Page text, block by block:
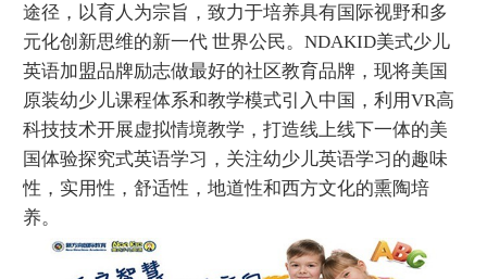
途径，以育人为宗旨，致力于培养具有国际视野和多
元化创新思维的新一代 世界公民。NDAKID美式少儿
英语加盟品牌励志做最好的社区教育品牌，现将美国
原装幼少儿课程体系和教学模式引入中国，利用VR高
科技技术开展虚拟情境教学，打造线上线下一体的美
国体验探究式英语学习，关注幼少儿英语学习的趣味
性，实用性，舒适性，地道性和西方文化的熏陶培
养。